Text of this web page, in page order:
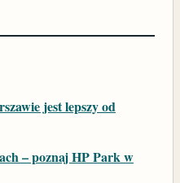
jest lepszy od
– poznaj HP Park w